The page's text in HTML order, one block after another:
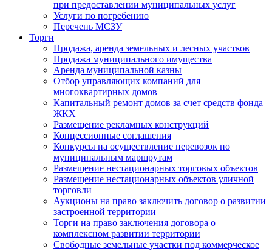
при предоставлении муниципальных услуг
Услуги по погребению
Перечень МСЗУ
Торги
Продажа, аренда земельных и лесных участков
Продажа муниципального имущества
Аренда муниципальной казны
Отбор управляющих компаний для
многоквартирных домов
Капитальный ремонт домов за счет средств фонда
ЖКХ
Размещение рекламных конструкций
Концессионные соглашения
Конкурсы на осуществление перевозок по
муниципальным маршрутам
Размещение нестационарных торговых объектов
Размещение нестационарных объектов уличной
торговли
Аукционы на право заключить договор о развитии
застроенной территории
Торги на право заключения договора о
комплексном развитии территории
Свободные земельные участки под коммерческое